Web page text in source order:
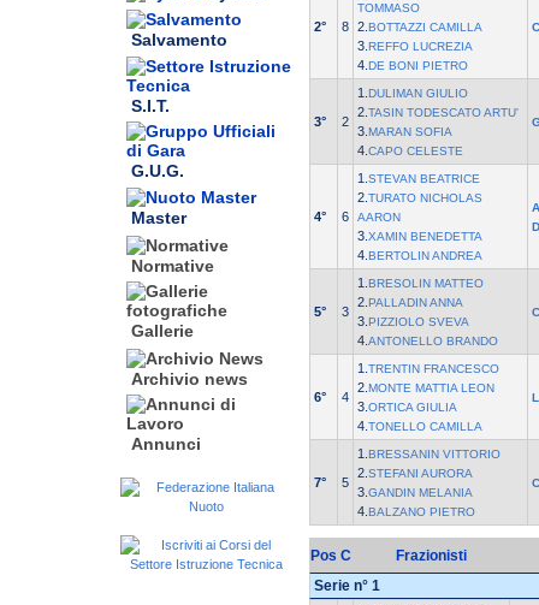
Salvamento
S.I.T.
G.U.G.
Master
Normative
Gallerie
Archivio news
Annunci
2° 8
TOMMASO
2. BOTTAZZI CAMILLA
3. REFFO LUCREZIA
4. DE BONI PIETRO
3° 2
1. DULIMAN GIULIO
2. TASIN TODESCATO ARTU'
3. MARAN SOFIA
4. CAPO CELESTE
4° 6
1. STEVAN BEATRICE
2. TURATO NICHOLAS
AARON
3. XAMIN BENEDETTA
4. BERTOLIN ANDREA
D
5° 3
1. BRESOLIN MATTEO
2. PALLADIN ANNA
3. PIZZIOLO SVEVA
4. ANTONELLO BRANDO
6° 4
1. TRENTIN FRANCESCO
2. MONTE MATTIA LEON
3. ORTICA GIULIA
4. TONELLO CAMILLA
7° 5
1. BRESSANIN VITTORIO
2. STEFANI AURORA
3. GANDIN MELANIA
4. BALZANO PIETRO
Pos C
Frazionisti
Serie n° 1